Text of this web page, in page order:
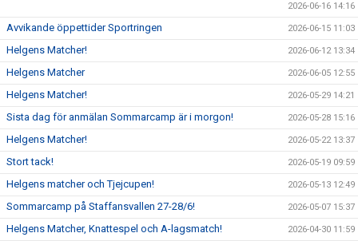
2026-06-16 14:16
Avvikande öppettider Sportringen 2026-06-15 11:03
Helgens Matcher! 2026-06-12 13:34
Helgens Matcher 2026-06-05 12:55
Helgens Matcher! 2026-05-29 14:21
Sista dag för anmälan Sommarcamp är i morgon! 2026-05-28 15:16
Helgens Matcher! 2026-05-22 13:37
Stort tack! 2026-05-19 09:59
Helgens matcher och Tjejcupen! 2026-05-13 12:49
Sommarcamp på Staffansvallen 27-28/6! 2026-05-07 15:37
Helgens Matcher, Knattespel och A-lagsmatch! 2026-04-30 11:59